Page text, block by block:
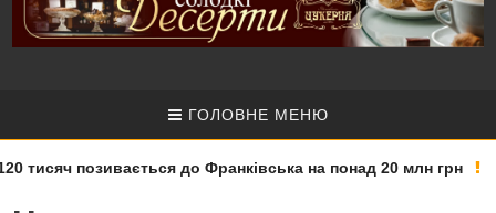
ГОЛОВНЕ МЕНЮ
тисяч позивається до Франківська на понад 20 млн грн